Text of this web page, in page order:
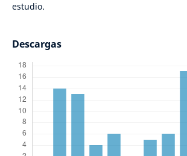
estudio.
Descargas